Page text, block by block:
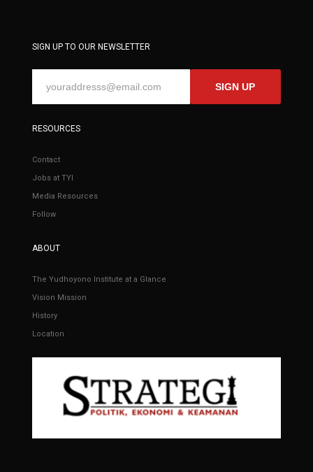
SIGN UP TO OUR NEWSLETTER
SIGN UP
RESOURCES
Contact
Jobs at TYI
Media Resources
Follow
ABOUT
The Yudhoyono Institute at a Glance
Vision Mission
History
Location